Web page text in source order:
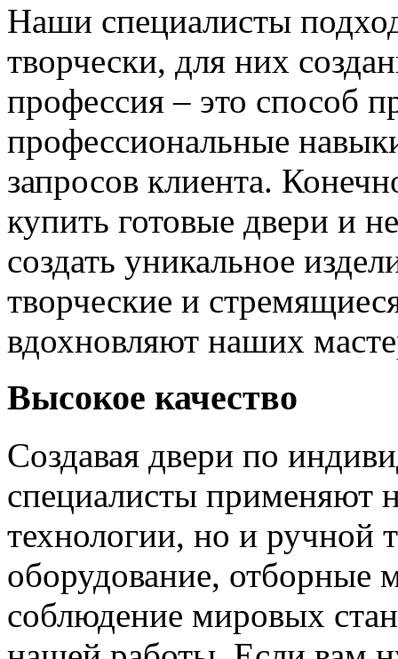
Наши специалисты
творчески, для них
профессия – это способ
профессиональные
запросов клиента.
купить готовые двери и
создать уникальное
творческие и
вдохновляют наших
Высокое качество
Создавая двери по
специалисты применяют
технологии, но и ручной
оборудование, отборные
соблюдение мировых